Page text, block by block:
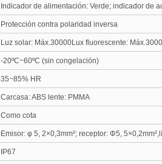
Indicador de alimentación: Verde; indicador de
Protección contra polaridad inversa
Luz solar: Máx.30000Lux fluorescente:
-20ºC~60ºC (sin congelación)
35~85% HR
Carcasa: ABS lente: PMMA
Como cota
Emisor: φ 5, 2×0,3mm²; receptor: Φ5,
IP67